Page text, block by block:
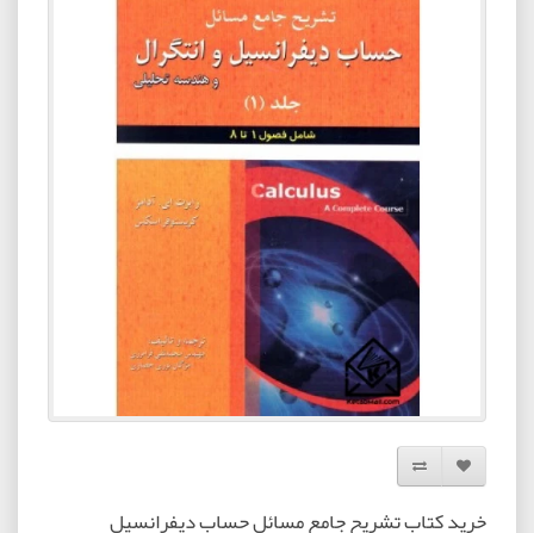
افزودن به لیست دلخواه
مقایسه این محصول
خرید کتاب تشریح جامع مسائل حساب دیفرانسیل